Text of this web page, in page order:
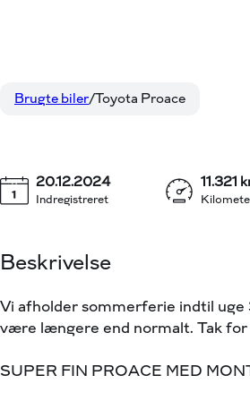
Long 2,0 D Comfort Master To
Brugte biler Toyota Proace
Indregistreret
20.12.2024 11.321
Beskrivelse
Vi afholder sommerferie indtil
være længere end normalt. Tak for
SUPER FIN PROACE MED